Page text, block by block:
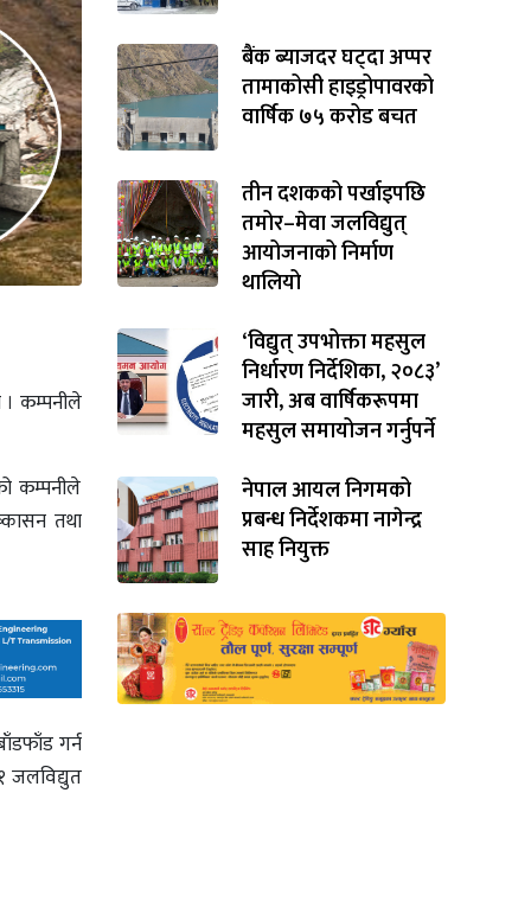
। कम्पनीले
कम्पनीले
तथा
गर्न
जलविद्युत
बैंक ब्याजदर घट्दा अप्पर
तामाकोसी हाइड्रोपावरको
वार्षिक ७५ करोड बचत
तीन दशकको पर्खाइपछि
तमोर–मेवा जलविद्युत्
आयोजनाको निर्माण
थालियो
‘विद्युत् उपभोक्ता महसुल
निर्धारण निर्देशिका, २०८३’
जारी, अब वार्षिकरूपमा
महसुल समायोजन गर्नुपर्ने
नेपाल आयल निगमको
प्रबन्ध निर्देशकमा नागेन्द्र
साह नियुक्त